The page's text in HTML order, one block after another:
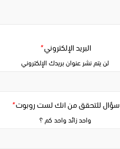
سؤال للتحقق من انك لست روبوت*
واحد زائد واحد كم ؟
البريد الإلكتروني*
لن يتم نشر عنوان بريدك الإلكتروني